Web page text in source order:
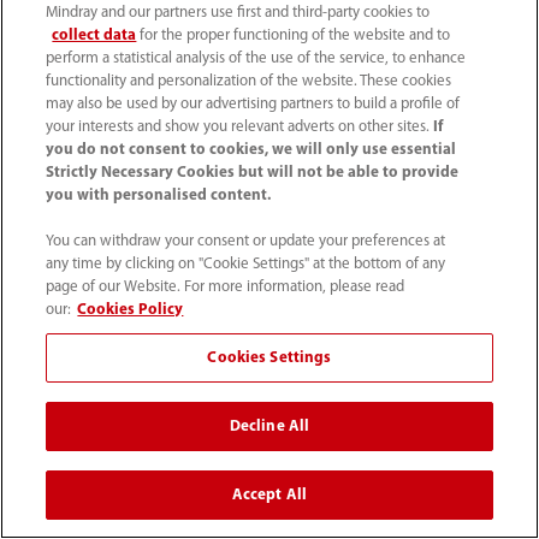
Fábrica de reactivos
de Mindray: Calidad
gracias a la
automatización
Inicio Productos
Controles y calibradores de hematología
Productos
Mindray and our partners use first and third-party cookies to
collect data for the proper functioning of the website and to
perform a statistical analysis of the use of the service, to enhance
functionality and personalization of the website. These cookies
may also be used by our advertising partners to build a profile of
your interests and show you relevant adverts on other sites.
If
you do not consent to cookies, we will only use essential
Strictly Necessary Cookies but will not be able to provide
you with personalised content.
You can withdraw your consent or update your preferences at
any time by clicking on "Cookie Settings" at the bottom of any
page of our Website. For more information, please read
our: Cookies Policy
Cookies Settings
Decline All
Accept All